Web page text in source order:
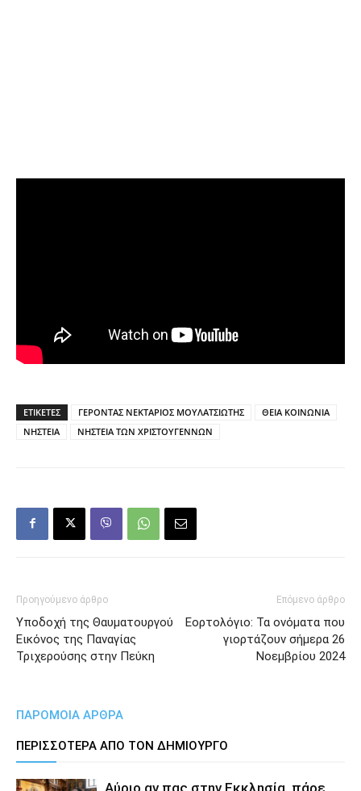
ΕΤΙΚΕΤΕΣ ΓΕΡΟΝΤΑΣ ΝΕΚΤΑΡΙΟΣ ΜΟΥΛΑΤΣΙΩΤΗΣ
ΘΕΙΑ ΚΟΙΝΩΝΙΑ
ΝΗΣΤΕΙΑ
ΝΗΣΤΕΙΑ ΤΩΝ ΧΡΙΣΤΟΥΓΕΝΝΩΝ
Προηγούμενο άρθρο
Υποδοχή της Θαυματουργού
Εικόνος της Παναγίας
Τριχερούσης στην Πεύκη
Επόμενο άρθρο
Εορτολόγιο: Τα ονόματα που
γιορτάζουν σήμερα 26
Νοεμβρίου 2024
ΠΑΡΟΜΟΙΑ ΑΡΘΡΑ
ΠΕΡΙΣΣΟΤΕΡΑ ΑΠΟ ΤΟΝ ΔΗΜΙΟΥΡΓΟ
Αύριο αν πας στην Εκκλησία, πάρε